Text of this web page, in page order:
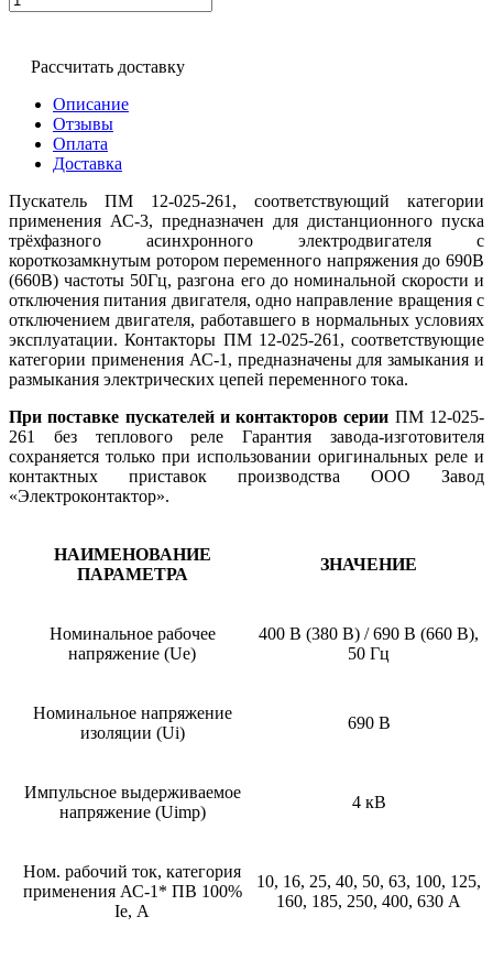
Рассчитать доставку
Описание
Отзывы
Оплата
Доставка
Пускатель ПМ 12-025-261, соответствующий категории
применения АС-3, предназначен для дистанционного пуска
трёхфазного асинхронного электродвигателя с
короткозамкнутым ротором переменного напряжения до 690В
(660В) частоты 50Гц, разгона его до номинальной скорости и
отключения питания двигателя, одно направление вращения с
отключением двигателя, работавшего в нормальных условиях
эксплуатации. Контакторы ПМ 12-025-261, соответствующие
категории применения АС-1, предназначены для замыкания и
размыкания электрических цепей переменного тока.
При поставке пускателей и контакторов серии ПМ 12-025-
261 без теплового реле Гарантия завода-изготовителя
сохраняется только при использовании оригинальных реле и
контактных приставок производства ООО Завод
«Электроконтактор».
НАИМЕНОВАНИЕ
ПАРАМЕТРА
ЗНАЧЕНИЕ
Номинальное рабочее
напряжение (Ue)
400 В (380 В) / 690 В (660 В),
50 Гц
Номинальное напряжение
изоляции (Ui)
690 В
Импульсное выдерживаемое
напряжение (Uimp)
4 кВ
Ном. рабочий ток, категория
применения АС-1* ПВ 100%
Ie, А
10, 16, 25, 40, 50, 63, 100, 125,
160, 185, 250, 400, 630 А